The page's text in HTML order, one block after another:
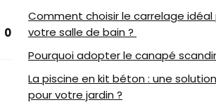
0
Comment choisir le carrelage idéal
votre salle de bain ?
Pourquoi adopter le canapé
La piscine en kit béton : une
pour votre jardin ?